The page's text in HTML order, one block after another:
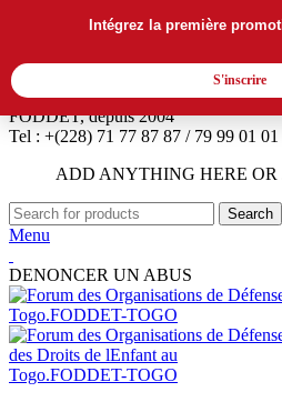
FODDET, depuis 2004
Tel : +(228) 71 77 87 87 / 79 99 01 01
ADD ANYTHING HERE
Search
Menu
DENONCER UN ABUS
Intégrez la première
S'inscrire